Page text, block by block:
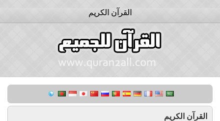
القرآن الكريم
القرآن الكريم